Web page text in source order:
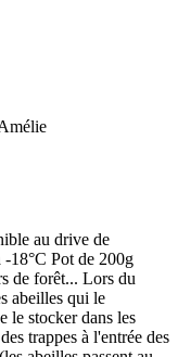
au drive de
18°C Pot de 200g
de forêt... Lors du
abeilles qui le
le stocker dans les
trappes à l'entrée des